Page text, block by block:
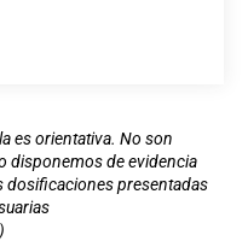
es orientativa. No son
disponemos de evidencia
dosificaciones presentadas
)